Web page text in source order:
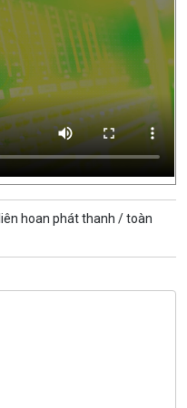
liên hoan phát thanh /toàn